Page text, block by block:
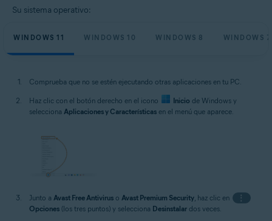
Su sistema operativo:
WINDOWS 11 WINDOWS 10 WINDOWS 8 WINDOWS 7
Comprueba que no se estén ejecutando otras aplicaciones en tu PC.
Haz clic con el botón derecho en el icono Inicio de Windows y
selecciona Aplicaciones y Características en el menú que aparece.
Junto a Avast Free Antivirus o Avast Premium Security , haz clic en
⋮
Opciones (los tres puntos) y selecciona Desinstalar dos veces.